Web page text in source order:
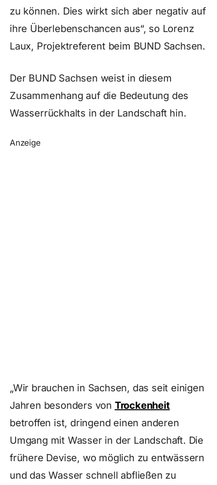
zu können. Dies wirkt sich aber negativ auf
ihre Überlebenschancen aus“, so Lorenz
Laux, Projektreferent beim BUND Sachsen.
Der BUND Sachsen weist in diesem
Zusammenhang auf die Bedeutung des
Wasserrückhalts in der Landschaft hin.
Anzeige
„Wir brauchen in Sachsen, das seit einigen
Jahren besonders von Trockenheit
betroffen ist, dringend einen anderen
Umgang mit Wasser in der Landschaft. Die
frühere Devise, wo möglich zu entwässern
und das Wasser schnell abfließen zu